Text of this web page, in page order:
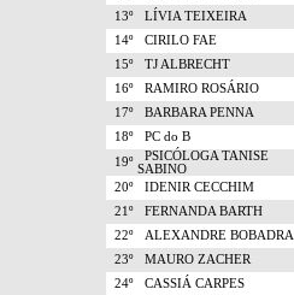
13º
LÍVIA TEIXEIRA
14º
CIRILO FAE
15º
TJ ALBRECHT
16º
RAMIRO ROSÁRIO
17º
BARBARA PENNA
18º
PC do B
19º
PSICÓLOGA TANISE
SABINO
20º
IDENIR CECCHIM
21º
FERNANDA BARTH
22º
ALEXANDRE BOBADRA
23º
MAURO ZACHER
24º
CASSIÁ CARPES